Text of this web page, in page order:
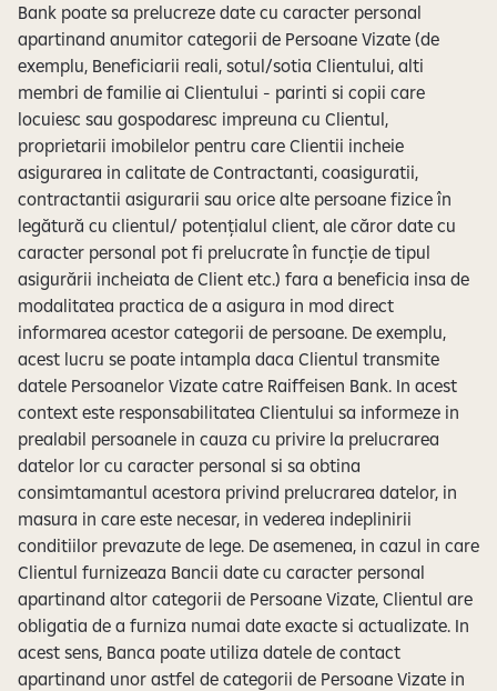
Bank poate sa prelucreze date cu caracter personal
apartinand anumitor categorii de Persoane Vizate (de
exemplu, Beneficiarii reali, sotul/sotia Clientului, alti
membri de familie ai Clientului - parinti si copii care
locuiesc sau gospodaresc impreuna cu Clientul,
proprietarii imobilelor pentru care Clientii incheie
asigurarea in calitate de Contractanti, coasiguratii,
contractantii asigurarii sau orice alte persoane fizice în
legătură cu clientul/ potențialul client, ale căror date cu
caracter personal pot fi prelucrate în funcție de tipul
asigurării incheiata de Client etc.) fara a beneficia insa de
modalitatea practica de a asigura in mod direct
informarea acestor categorii de persoane. De exemplu,
acest lucru se poate intampla daca Clientul transmite
datele Persoanelor Vizate catre Raiffeisen Bank. In acest
context este responsabilitatea Clientului sa informeze in
prealabil persoanele in cauza cu privire la prelucrarea
datelor lor cu caracter personal si sa obtina
consimtamantul acestora privind prelucrarea datelor, in
masura in care este necesar, in vederea indeplinirii
conditiilor prevazute de lege. De asemenea, in cazul in care
Clientul furnizeaza Bancii date cu caracter personal
apartinand altor categorii de Persoane Vizate, Clientul are
obligatia de a furniza numai date exacte si actualizate. In
acest sens, Banca poate utiliza datele de contact
apartinand unor astfel de categorii de Persoane Vizate in